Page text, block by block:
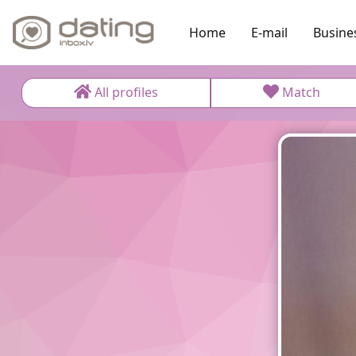
Home E-mail
All profiles Match